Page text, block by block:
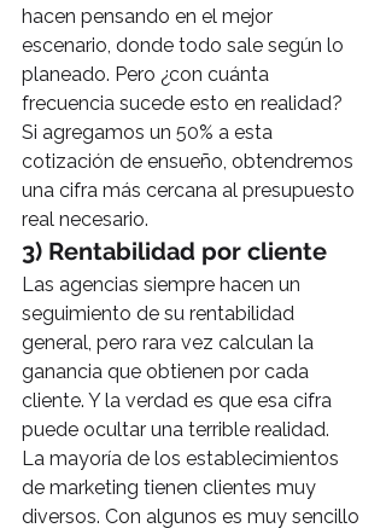
hacen pensando en el mejor
escenario, donde todo sale según lo
planeado. Pero ¿con cuánta
frecuencia sucede esto en realidad?
Si agregamos un 50% a esta
cotización de ensueño, obtendremos
una cifra más cercana al presupuesto
real necesario.
3) Rentabilidad por cliente
Las agencias siempre hacen un
seguimiento de su rentabilidad
general, pero rara vez calculan la
ganancia que obtienen por cada
cliente. Y la verdad es que esa cifra
puede ocultar una terrible realidad.
La mayoría de los establecimientos
de marketing tienen clientes muy
diversos. Con algunos es muy sencillo